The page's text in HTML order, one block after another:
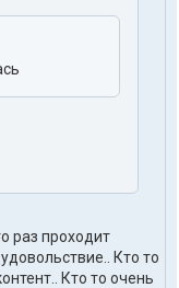
раз проходит
Кто то
Кто то очень